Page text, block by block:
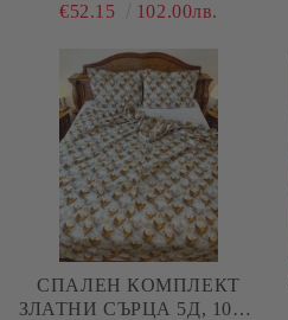
€52.15
102.00лв.
СПАЛЕН КОМПЛЕКТ
ЗЛАТНИ СЪРЦА 5Д, 100%